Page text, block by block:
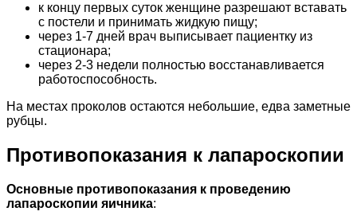
к концу первых суток женщине разрешают вставать
с постели и принимать жидкую пищу;
через 1-7 дней врач выписывает пациентку из
стационара;
через 2-3 недели полностью восстанавливается
работоспособность.
На местах проколов остаются небольшие, едва заметные
рубцы.
Противопоказания к лапароскопии
Основные противопоказания к проведению
лапароскопии яичника: